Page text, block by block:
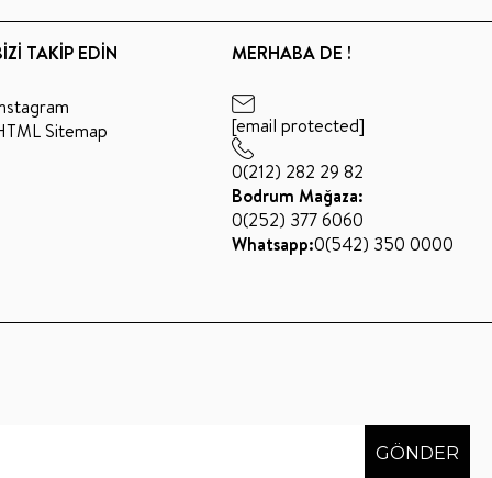
TAKİP EDİN
Sitemap
MERHABA DE !
[email protected]
0(212) 282 29 82
Bodrum Mağaza:
0(252) 377 6060
Whatsapp:0(542) 350 0000
GÖNDER